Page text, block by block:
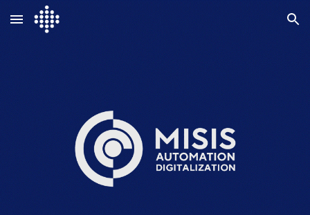
Skip to main content Skip to navigation